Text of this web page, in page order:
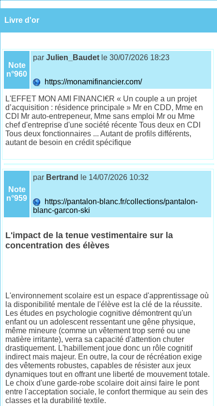
Livre d'or
Note
n°960
parJulien_Baudet le 30/07/2026 18:23
https://monamifinancier.com/
L'EFFET MON AMI FINANCI€R « Un couple a un projet
d’acquisition : résidence principale » Mr en CDD, Mme en
CDI Mr auto-entrepeneur, Mme sans emploi Mr ou Mme
chef d'entreprise d'une société récente Tous deux en CDI
Tous deux fonctionnaires ... Autant de profils différents,
autant de besoin en crédit spécifique
Note
n°959
par Bertrand le 14/07/2026 10:32
https://pantalon-blanc.fr/collections/pantalon-
blanc-garcon-ski
L'impact de la tenue vestimentaire sur la
concentration des élèves
L'environnement scolaire est un espace d'apprentissage où
la disponibilité mentale de l'élève est la clé de la réussite.
Les études en psychologie cognitive démontrent qu'un
enfant ou un adolescent ressentant une gêne physique,
même mineure (comme un vêtement trop serré ou une
matière irritante), verra sa capacité d'attention chuter
drastiquement. L'habillement joue donc un rôle cognitif
indirect mais majeur. En outre, la cour de récréation exige
des vêtements robustes, capables de résister aux jeux
dynamiques tout en offrant une liberté de mouvement totale.
Le choix d'une garde-robe scolaire doit ainsi faire le pont
entre l'acceptation sociale, le confort thermique au sein des
classes et la durabilité textile.